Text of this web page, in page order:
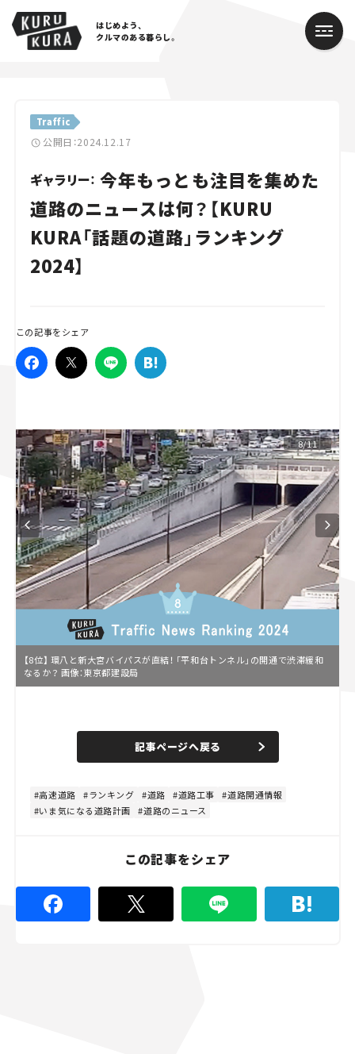
はじめよう、
クルマのある暮らし。
Traffic
公開日：2024.12.17
ギャラリー： 今年もっとも注目を集めた
道路のニュースは何？【KURU
KURA「話題の道路」ランキング
2024】
この記事をシェア
8/11
【8位】 環八と新大宮バイパスが直結！ 「平和台トンネル」の開通で渋滞緩和
なるか？ 画像：東京都建設局
n
e
d
0
.
記事ページへ戻る
高速道路 ランキング 道路 道路工事
道路開通情報
いま気になる道路計画
道路のニュース
この記事をシェア
Cars
Lifestyle
Traffic
Special
Campaign
人気のハッシュタグ
スズキ ジムニー｜Suzuki Jimny